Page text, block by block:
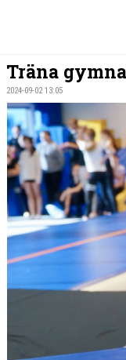
OM FÖRENINGEN
STG-HALLEN
VÄRDEGRUND
FÖRENINGSPRODUKTER
KONTAKT
MÄRKESTAGNING
Träna
2024-09-02 13:05